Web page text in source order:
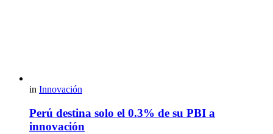
in Innovación
Perú destina solo el 0.3% de su PBI a
innovación